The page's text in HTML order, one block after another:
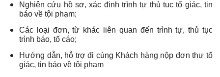
Nghiên cứu hồ sơ, xác định trình tự thủ tục tố giác, tin
báo về tội phạm;
Các loại đơn, từ khác liên quan đến trình tự, thủ tục
trình báo, tố cáo;
Hướng dẫn, hỗ trợ đi cùng Khách hàng nộp đơn thư tố
giác, tin báo về tội phạm